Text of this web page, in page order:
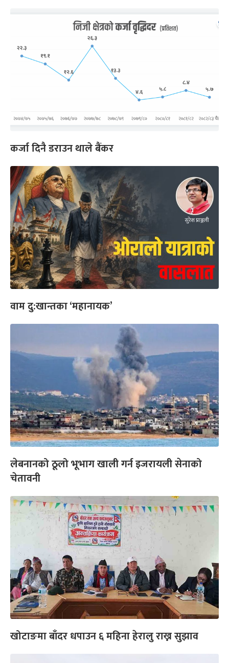
कर्जा दिनै डराउन थाले बैंकर
वाम दु:खान्तका ‘महानायक’
लेबनानको ठूलो भूभाग खाली गर्न इजरायली सेनाको
चेतावनी
खोटाङमा बाँदर धपाउन ६ महिना हेरालु राख्न सुझाव